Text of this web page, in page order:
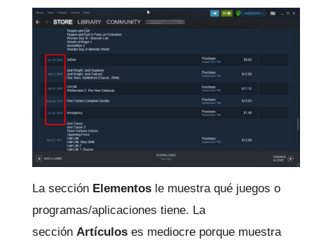
La sección Elementos le muestra qué juegos o
programas/aplicaciones tiene. La
sección Artículos es mediocre porque muestra